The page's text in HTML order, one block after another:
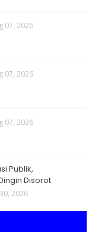
07, 2026
07, 2026
07, 2026
Publik,
Disorot
2026